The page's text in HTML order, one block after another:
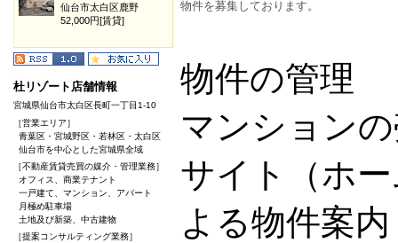
物件を募集しております。
物件の管理
マンション
サイト（ホ
よる物件案
仙台市太白区鹿野
52,000円[賃貸]
杜リゾート店舗情報
宮城県仙台市太白区長町一丁目1-10
［営業エリア］
青葉区・宮城野区・若林区・太白区
仙台市を中心とした宮城県全域
［不動産賃貸売買の媒介・管理業務］
オフィス、商業テナント
一戸建て、マンション、アパート
月極め駐車場
土地及び新築、中古建物
［提案コンサルティング業務］